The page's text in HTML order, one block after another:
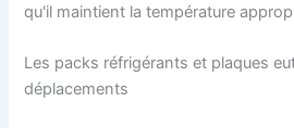
qu'il maintient la température
Les packs réfrigérants et plaques
déplacements